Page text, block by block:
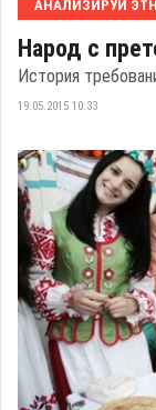
АНАЛИЗИРУЙ
Народ с
История
19.05.2015 10:33